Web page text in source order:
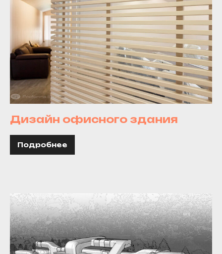
Дизайн офисного здания
Подробнее